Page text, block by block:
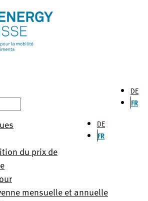
DE
FR
DE
FR
du prix de
mensuelle et annuelle